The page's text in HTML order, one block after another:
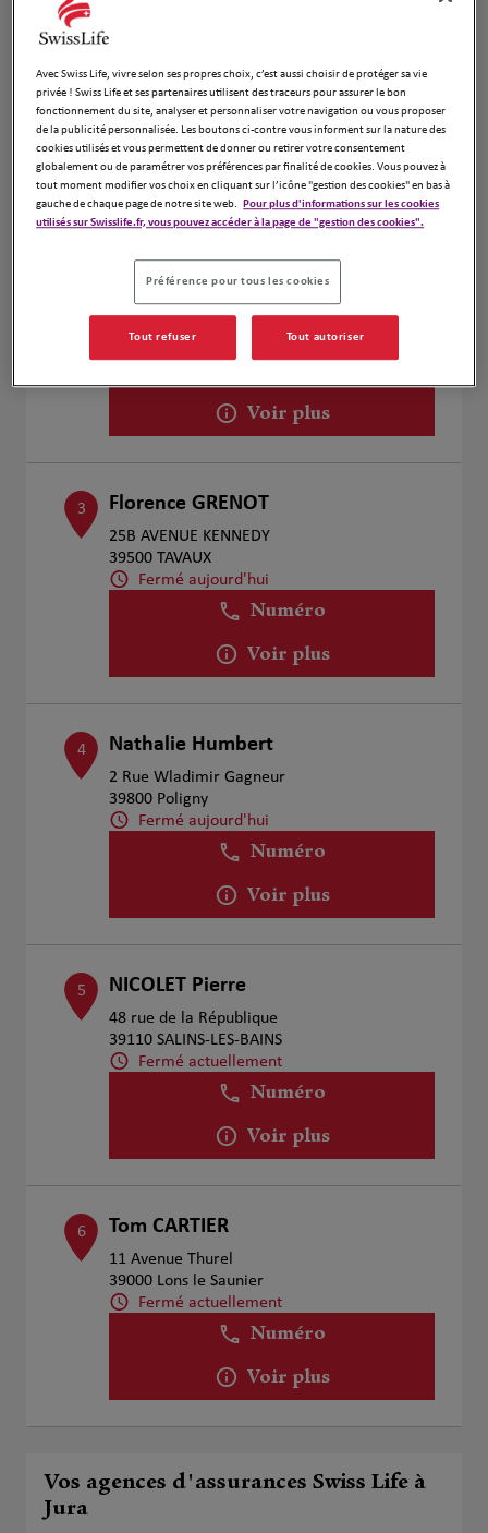
39000 Lons le Saunier
Fermé aujourd'hui
Numéro
Voir plus
BARISWYL JORDAN
39150 SAINT LAURENT EN GRANDVAUX
Fermé aujourd'hui
Voir plus
3 Florence GRENOT
25B AVENUE KENNEDY
39500 TAVAUX
Fermé aujourd'hui
Numéro
Voir plus
4 Nathalie Humbert
2 Rue Wladimir Gagneur
39800 Poligny
Fermé aujourd'hui
Numéro
Voir plus
5 NICOLET Pierre
48 rue de la République
39110 SALINS-LES-BAINS
Fermé actuellement
Numéro
Voir plus
6 Tom CARTIER
11 Avenue Thurel
39000 Lons le Saunier
Fermé actuellement
Numéro
Voir plus
Vos agences d'assurances Swiss Life à
Jura
Avec Swiss Life, vivre selon ses propres choix, c’est aussi choisir de protéger sa vie
privée ! Swiss Life et ses partenaires utilisent des traceurs pour assurer le bon
fonctionnement du site, analyser et personnaliser votre navigation ou vous proposer
de la publicité personnalisée. Les boutons ci-contre vous informent sur la nature des
cookies utilisés et vous permettent de donner ou retirer votre consentement
globalement ou de paramétrer vos préférences par finalité de cookies. Vous pouvez à
tout moment modifier vos choix en cliquant sur l’icône "gestion des cookies" en bas à
gauche de chaque page de notre site web.
Pour plus d'informations sur les cookies
utilisés sur Swisslife.fr, vous pouvez accéder à la page de "gestion des cookies".
Préférence pour tous les cookies
Tout refuser Tout autoriser